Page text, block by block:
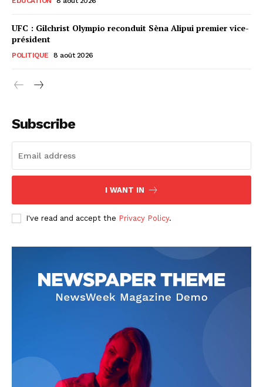
UFC : Gilchrist Olympio reconduit Sèna Alipui premier vice-
président
POLITIQUE 8 août 2026
Subscribe
I WANT IN
I've read and accept the Privacy Policy.